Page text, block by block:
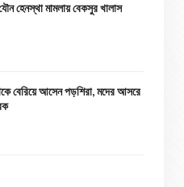
হেনস্থা মামলায় বেকসুর খালাস
বেরিয়ে আসেন পড়শিরা, মদের আসরে